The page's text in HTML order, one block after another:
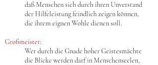
daß Menschen sich durch ihren Unverstand
der Hilfeleistung feindlich zeigen können,
die ihrem eignen Wohle dienen soll.
Großmeister:
Wer durch die Gnade hoher Geistesmächte
die Blicke werden darf in Menschenseelen,